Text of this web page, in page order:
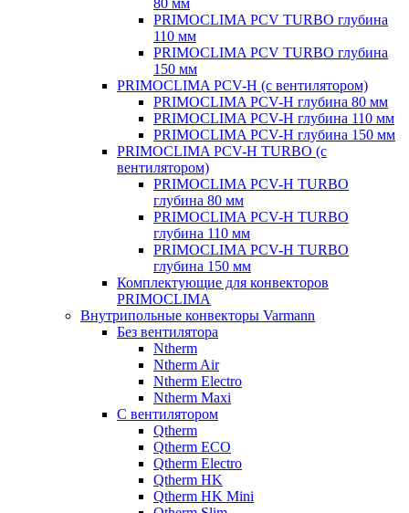
80 мм
PRIMOCLIMA PCV TURBO глубина
110 мм
PRIMOCLIMA PCV TURBO глубина
150 мм
PRIMOCLIMA PCV-H (c вентилятором)
PRIMOCLIMA PCV-H глубина 80 мм
PRIMOCLIMA PCV-H глубина 110 мм
PRIMOCLIMA PCV-H глубина 150 мм
PRIMOCLIMA PCV-H TURBO (c
вентилятором)
PRIMOCLIMA PCV-H TURBO
глубина 80 мм
PRIMOCLIMA PCV-H TURBO
глубина 110 мм
PRIMOCLIMA PCV-H TURBO
глубина 150 мм
Комплектующие для конвекторов
PRIMOCLIMA
Внутрипольные конвекторы Varmann
Без вентилятора
Ntherm
Ntherm Air
Ntherm Electro
Ntherm Maxi
С вентилятором
Qtherm
Qtherm ECO
Qtherm Electro
Qtherm HK
Qtherm HK Mini